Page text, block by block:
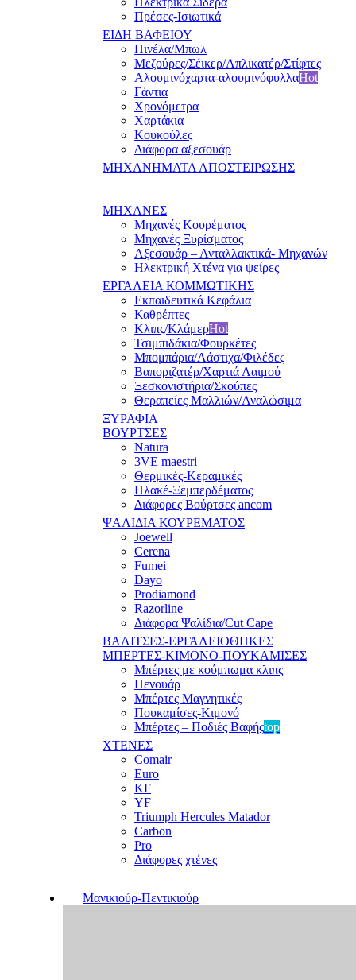
Πρέσες-Ισιωτικά
ΕΙΔΗ ΒΑΦΕΙΟΥ
Πινέλα/Μπωλ
Μεζούρες/Σέικερ/Απλικατέρ/Στίφτες
Αλουμινόχαρτα-αλουμινόφυλλαHot
Γάντια
Χρονόμετρα
Χαρτάκια
Κουκούλες
Διάφορα αξεσουάρ
ΜΗΧΑΝΗΜΑΤΑ ΑΠΟΣΤΕΙΡΩΣΗΣ
ΜΗΧΑΝΕΣ
Μηχανές Κουρέματος
Μηχανές Ξυρίσματος
Αξεσουάρ – Ανταλλακτικά- Μηχανών
Ηλεκτρική Χτένα για ψείρες
ΕΡΓΑΛΕΙΑ ΚΟΜΜΩΤΙΚΗΣ
Εκπαιδευτικά Κεφάλια
Καθρέπτες
Κλιπς/ΚλάμερHot
Τσιμπιδάκια/Φουρκέτες
Μπομπάρια/Λάστιχα/Φιλέδες
Βαποριζατέρ/Χαρτιά Λαιμού
Ξεσκονιστήρια/Σκούπες
Θεραπείες Μαλλιών/Αναλώσιμα
ΞΥΡΑΦΙΑ
ΒΟΥΡΤΣΕΣ
Natura
3VE maestri
Θερμικές-Κεραμικές
Πλακέ-Ξεμπερδέματος
Διάφορες Βούρτσες ancom
ΨΑΛΙΔΙΑ ΚΟΥΡΕΜΑΤΟΣ
Joewell
Cerena
Fumei
Dayo
Prodiamond
Razorline
Διάφορα Ψαλίδια/Cut Cape
ΒΑΛΙΤΣΕΣ-ΕΡΓΑΛΕΙΟΘΗΚΕΣ
ΜΠΕΡΤΕΣ-ΚΙΜΟΝΟ-ΠΟΥΚΑΜΙΣΕΣ
Μπέρτες με κούμπωμα κλιπς
Πενουάρ
Μπέρτες Μαγνητικές
Πουκαμίσες-Κιμονό
Μπέρτες – Ποδιές Βαφήςtop
ΧΤΕΝΕΣ
Comair
Euro
KF
YF
Triumph Hercules Matador
Carbon
Pro
Διάφορες χτένες
Μανικιούρ-Πεντικιούρ